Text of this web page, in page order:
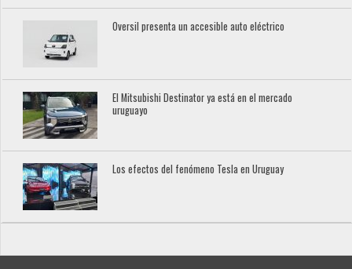
Oversil presenta un accesible auto eléctrico
El Mitsubishi Destinator ya está en el mercado
uruguayo
Los efectos del fenómeno Tesla en Uruguay